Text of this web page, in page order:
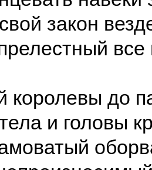
закон
все
королевы до
и головы